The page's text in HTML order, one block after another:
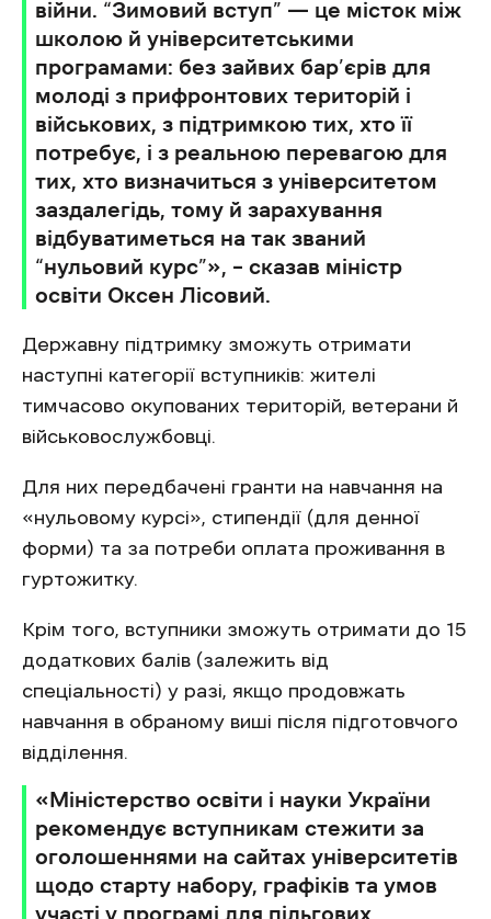
війни. “Зимовий вступ” — це місток між
школою й університетськими
програмами: без зайвих бар’єрів для
молоді з прифронтових територій і
військових, з підтримкою тих, хто її
потребує, і з реальною перевагою для
тих, хто визначиться з університетом
заздалегідь, тому й зарахування
відбуватиметься на так званий
“нульовий курс”», – сказав міністр
освіти Оксен Лісовий.
Державну підтримку зможуть отримати
наступні категорії вступників: жителі
тимчасово окупованих територій, ветерани й
військовослужбовці.
Для них передбачені гранти на навчання на
«нульовому курсі», стипендії (для денної
форми) та за потреби оплата проживання в
гуртожитку.
Крім того, вступники зможуть отримати до 15
додаткових балів (залежить від
спеціальності) у разі, якщо продовжать
навчання в обраному виші після підготовчого
відділення.
«Міністерство освіти і науки України
рекомендує вступникам стежити за
оголошеннями на сайтах університетів
щодо старту набору, графіків та умов
участі у програмі для пільгових